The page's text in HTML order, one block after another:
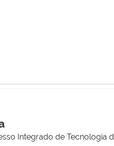
Integrado de Tecnologia